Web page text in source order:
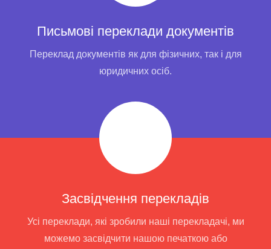
Письмові переклади документів
Переклад документів як для фізичних, так і для
юридичних осіб.
Засвідчення перекладів
Усі переклади, які зробили наші перекладачі, ми
можемо засвідчити нашою печаткою або